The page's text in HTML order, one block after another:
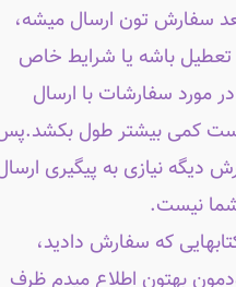
سفارش تون ارسال میشه،
باشه یا شرایط خاص
مورد سفارشات با ارسال
کمی بیشتر طول
دیگه نیازی به پیگیری
نیست.
کتابهایی که سفارش دادید،
بهتون اطلاع میدم ظرف